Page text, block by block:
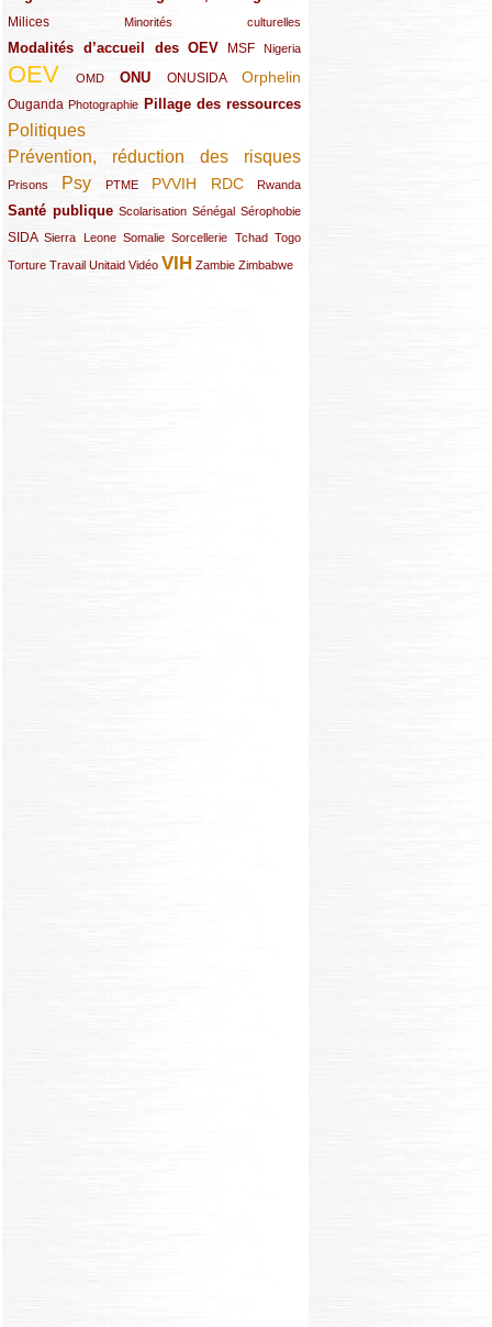
Milices
(34/289) Minorités culturelles
(15/289)
Modalités d’accueil des OEV
(58/289) MSF
(54/289) Nigeria
(27/289)
OEV
(269/289) OMD
(26/289) ONU
(58/289) ONUSIDA
(44/289) Orphelin
(112/289)
Ouganda
(29/289) Photographie
(27/289) Pillage des ressources
(77/289)
Politiques
(120/289)
Prévention, réduction des risques
(131/289)
Prisons
(22/289) Psy
(119/289) PTME
(12/289) PVVIH
(111/289) RDC
(104/289) Rwanda
(23/289)
Santé publique
(59/289) Scolarisation
(9/289) Sénégal
(13/289) Sérophobie
(19/289)
SIDA
(29/289)Sierra Leone
(13/289) Somalie
(12/289) Sorcellerie
(19/289) Tchad
(10/289) Togo
(15/289)
Torture
(17/289)Travail
(21/289) Unitaid
(26/289) Vidéo
(23/289) VIH
(154/289) Zambie
(12/289) Zimbabwe
(21/289)